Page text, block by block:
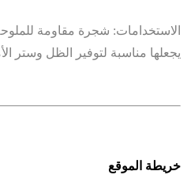
الاستخدامات: شجرة مقاومة
يجعلها مناسبة لتوفير الظل وستر
خريطة الموقع